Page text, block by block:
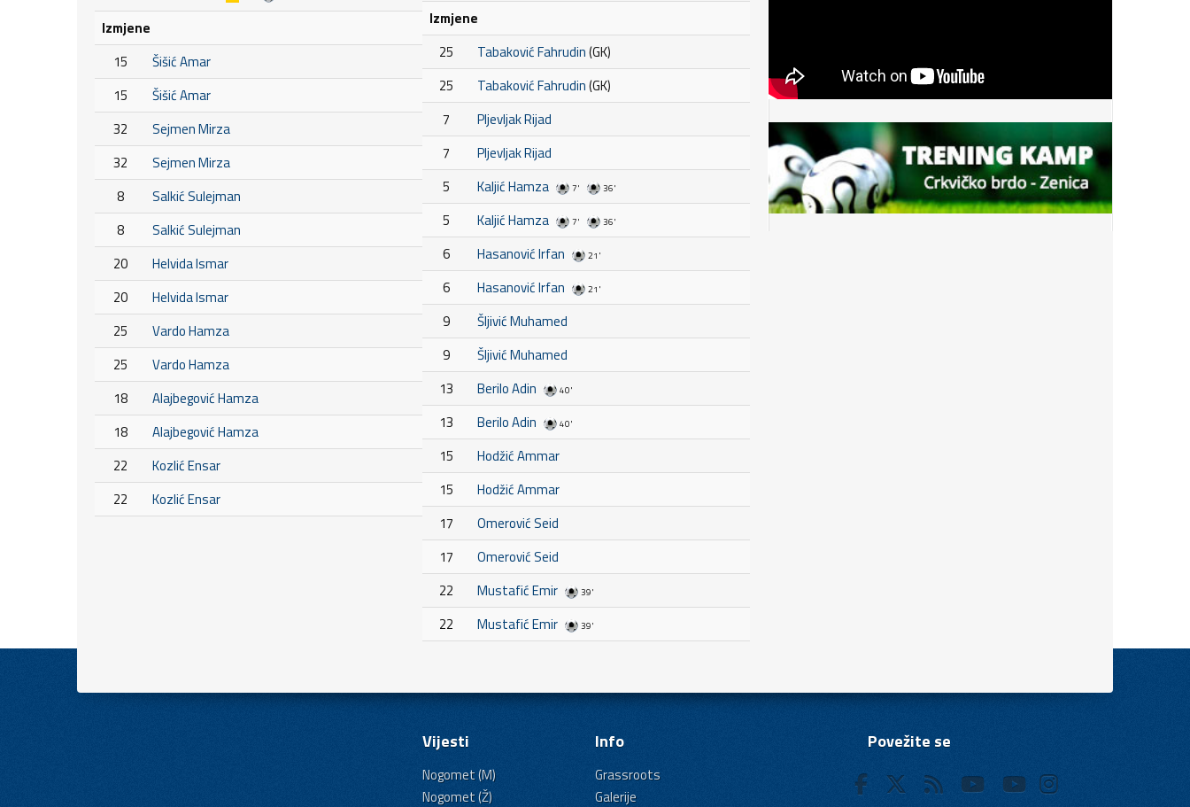
Izmjene
15
Šišić Amar
15
Šišić Amar
32
Sejmen Mirza
32
Sejmen Mirza
8
Salkić Sulejman
8
Salkić Sulejman
20
Helvida Ismar
20
Helvida Ismar
25
Vardo Hamza
25
Vardo Hamza
18
Alajbegović Hamza
18
Alajbegović Hamza
22
Kozlić Ensar
22
Kozlić Ensar
Izmjene
25
Tabaković Fahrudin(GK)
25
Tabaković Fahrudin(GK)
7
Pljevljak Rijad
7
Pljevljak Rijad
5
Kaljić Hamza 7' 36'
5 Kaljić Hamza 7' 36'
6 Hasanović Irfan 21'
6 Hasanović Irfan 21'
9
Šljivić Muhamed
9
Šljivić Muhamed
13
Berilo Adin 40'
13 Berilo Adin 40'
15
Hodžić Ammar
15
Hodžić Ammar
17
Omerović Seid
17
Omerović Seid
22
Mustafić Emir 39'
22 Mustafić Emir 39'
Vijesti
Nogomet (M)
Nogomet (Ž)
Info
Grassroots
Galerije
Povežite se